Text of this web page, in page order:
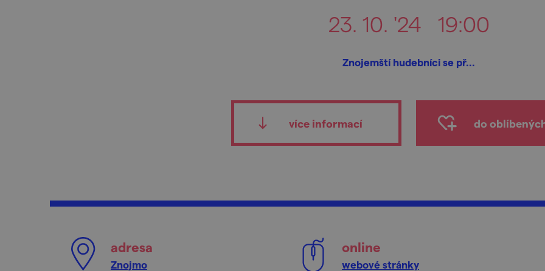
23. 10. '24 19:00
Znojemští hudebníci se př...
více informací do
adresa
Znojmo
online
webové stránky